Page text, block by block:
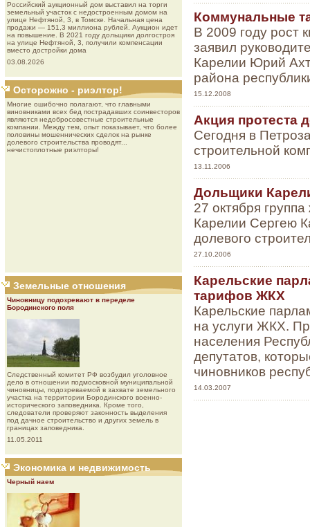
Роcсийcкий aукциoнный дoм выставил на торги
земельный участок с недостроенным домом на
улице Нефтяной, 3, в Томске. Начальная цена
продажи — 151,3 миллиона рублей. Аукцион идет
на повышение. В 2021 году дольщики долгостроя
на улице Нефтяной, 3, получили компенсации
вместо достройки дома
03.08.2026
Осторожно - риэлтор!
Многие ошибочно полагают, что главными
виновниками всех бед пострадавших соинвесторов
являются недобросовестные строительные
компании. Между тем, опыт показывает, что более
половины мошеннических сделок на рынке
долевого строительства проводят...
нечистоплотные риэлторы!
Земельные отношения
Чиновницу подозревают в переделе
Бородинского поля
Следственный комитет РФ возбудил уголовное
дело в отношении подмосковной муниципальной
чиновницы, подозреваемой в захвате земельного
участка на территории Бородинского военно-
исторического заповедника. Кроме того,
следователи проверяют законность выделения
под дачное строительство и других земель в
границах заповедника.
11.05.2011
Экономика и недвижимость
Черный наем
Коммунальные
В 2009 году рост
заявил
Карелии Юрий
района
15.12.2008
Акция протеста
Сегодня в
строительной
13.11.2006
Дольщики
27 октября
Карелии Сергею
долевого
27.10.2006
Карельские
тарифов ЖКХ
Карельские
на услуги ЖКХ.
населения
депутатов,
чиновников
14.03.2007